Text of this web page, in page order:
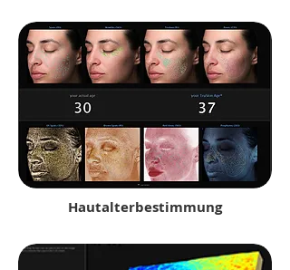
Hautalterbestimmung